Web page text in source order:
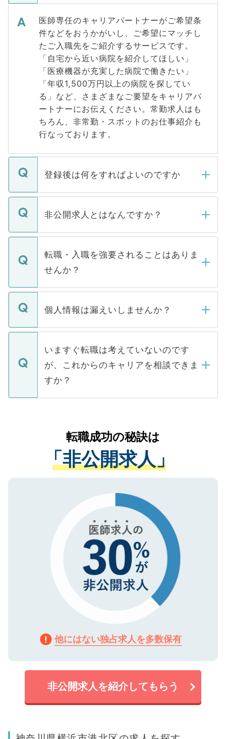
医師専任のキャリアパートナーがご希望条
件などをおうかがいし、ご希望にマッチし
たご入職先をご紹介するサービスです。
「自宅から近い病院を紹介してほしい」
「医療機器が充実した病院で働きたい」
「年収1,500万円以上の病院を探してい
る」など、さまざまなご要望をキャリアパ
ートナーにお伝えください。常勤求人はも
ちろん、非常勤・スポットのお仕事紹介も
行なっております。
登録後は何をすればよいのですか
ご登録いただきましたら、弊社担当者がご
登録内容を確認し、その後メールもしくは
ます。通常、5営業日以内にはご連絡をせて
いただきますので、しばらくお待ちくださ
非公開求人とはなんですか？
マイナビDOCTORで取り扱っている求人の
うち約3割は、Webサイトからご覧いただ
けない「非公開求人」です。非公開求人は
下記の理由によって、一般には公開してい
ません。
■応募殺到を避けるため 人気のある医療機
関を公にしてしまうと、応募が殺到する場
に、医療機関が求める条件に合った人材の
みを人材紹介会社に依頼するケースが増え
ています。
転職・入職を強要されることはありま
せんか？
転職・入職を強要することは一切ありませ
ん。また、仮に応募先から内定をいただい
定を承諾する必要はありません。内定先へ
の辞退の連絡はキャリアパートナーが行い
個人情報は漏えいしませんか？
個人情報が漏えいすることはありませんの
で、ご安心ください。当サイトからの登録
などで収集したご登録者様の個人情報は、
ご本人のキャリアアップおよび転職活動の
支援を目的に使用いたします。お預かりし
ているすべての個人データはご本人の許可
は、個人情報の取り扱いについての厳密な
管理基準を満たした事業者のみに付与され
る、プライバシーマークを取得済みです。
で、機密保持に関してもご安心ください。
いますぐ転職は考えていないのです
が、これからのキャリアを相談できま
すか？
かがいして、現在の医療機関の状況や紹介
経験をまじえながら、適切なアドバイスを
させていただきます。すぐにご転職をされ
ない方には、長期的なサポートが可能です
ので、まずはご登録ください。
転職成功の秘訣は
「非公開求人」
他にはない独占求人を多数保有
非公開求人を紹介してもらう